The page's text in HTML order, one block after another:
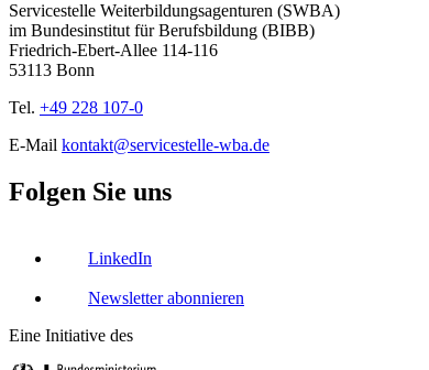
Servicestelle Weiterbildungsagenturen (SWBA)
im Bundesinstitut für Berufsbildung (BIBB)
Friedrich-Ebert-Allee 114-116
53113 Bonn
Tel. +49 228 107-0
E-Mail kontakt@servicestelle-wba.de
Folgen Sie uns
LinkedIn
Newsletter abonnieren
Eine Initiative des